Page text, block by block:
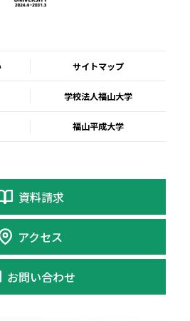
サイトマップ
学校法人福山大学
福山平成大学
資料請求
アクセス
お問い合わせ